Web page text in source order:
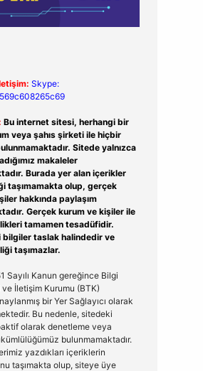
Skype:
Bu internet sitesi, herhangi bir
veya şahıs şirketi ile hiçbir
Sitede yalnızca
makaleler
Burada yer alan içerikler
taşımamakta olup, gerçek
hakkında paylaşım
Gerçek kurum ve kişiler ile
tamamen tesadüfidir.
bilgiler taslak halindedir ve
taşımazlar.
Sayılı Kanun gereğince Bilgi
İletişim Kurumu (BTK)
bir Yer Sağlayıcı olarak
Bu nedenle, sitedeki
olarak denetleme veya
bulunmamaktadır.
yazdıkları içeriklerin
taşımakta olup, siteye üye